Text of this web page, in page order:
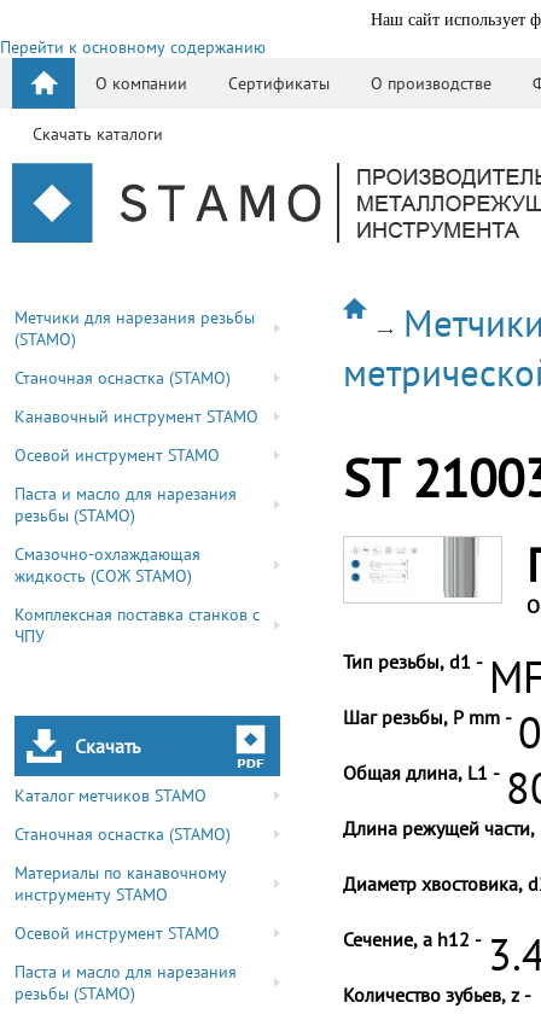
Наш сайт использует
Перейти к основному содержанию
О компании
Сертификаты О производстве
Скачать каталоги
Метчики для нарезания резьбы
(STAMO)
Станочная оснастка (STAMO)
Канавочный инструмент STAMO
Осевой инструмент STAMO
Паста и масло для нарезания
резьбы (STAMO)
Смазочно-охлаждающая
жидкость (СОЖ STAMO)
Комплексная поставка станков с
ЧПУ
Скачать
Каталог метчиков STAMO
Станочная оснастка (STAMO)
Материалы по канавочному
инструменту STAMO
Осевой инструмент STAMO
Паста и масло для нарезания
резьбы (STAMO)
ST
Тип резьбы, d1 -
Шаг резьбы, P mm -
Общая длина, L1 -
Длина режущей части,
Диаметр хвостовика,
Сечение, a h12 -
Количество зубьев, z -